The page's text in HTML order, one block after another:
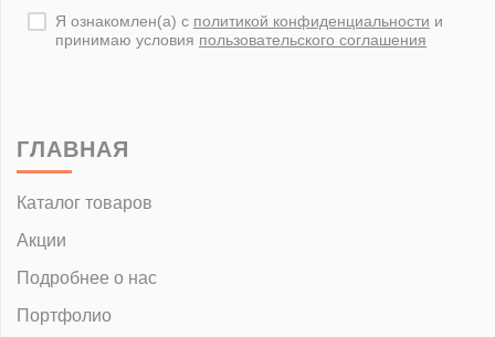
Я ознакомлен(а) с политикой конфиденциальности и
принимаю условия пользовательского соглашения
ГЛАВНАЯ
Каталог товаров
Акции
Подробнее о нас
Портфолио